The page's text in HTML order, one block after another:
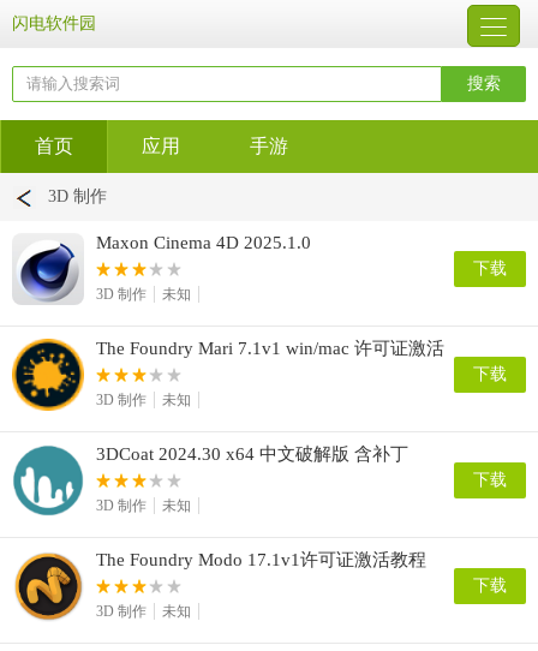
闪电软件园
首页 应用 手游
3D 制作
Maxon Cinema 4D 2025.1.0
3D 制作 未知
下载
The Foundry Mari 7.1v1 win/mac 许可证激活
教程
3D 制作 未知
下载
3DCoat 2024.30 x64 中文破解版 含补丁
3D 制作 未知
下载
The Foundry Modo 17.1v1许可证激活教程
Win+mac+Linux
3D 制作 未知
下载